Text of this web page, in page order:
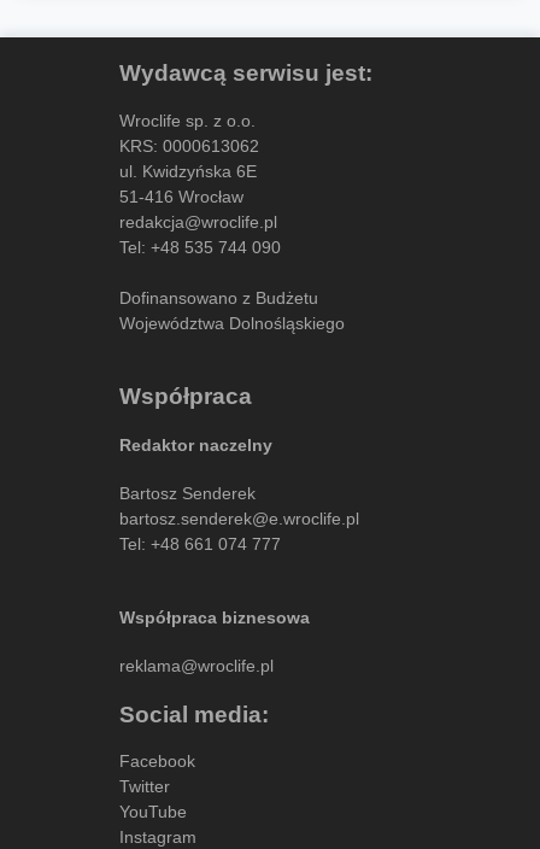
Wydawcą serwisu jest:
Wroclife sp. z o.o.
KRS: 0000613062
ul. Kwidzyńska 6E
51-416 Wrocław
redakcja@wroclife.pl
Tel: +48 535 744 090
Dofinansowano z Budżetu
Województwa Dolnośląskiego
Współpraca
Redaktor naczelny
Bartosz Senderek
bartosz.senderek@e.wroclife.pl
Tel: +48 661 074 777
Współpraca biznesowa
reklama@wroclife.pl
Social media:
Facebook
Twitter
YouTube
Instagram